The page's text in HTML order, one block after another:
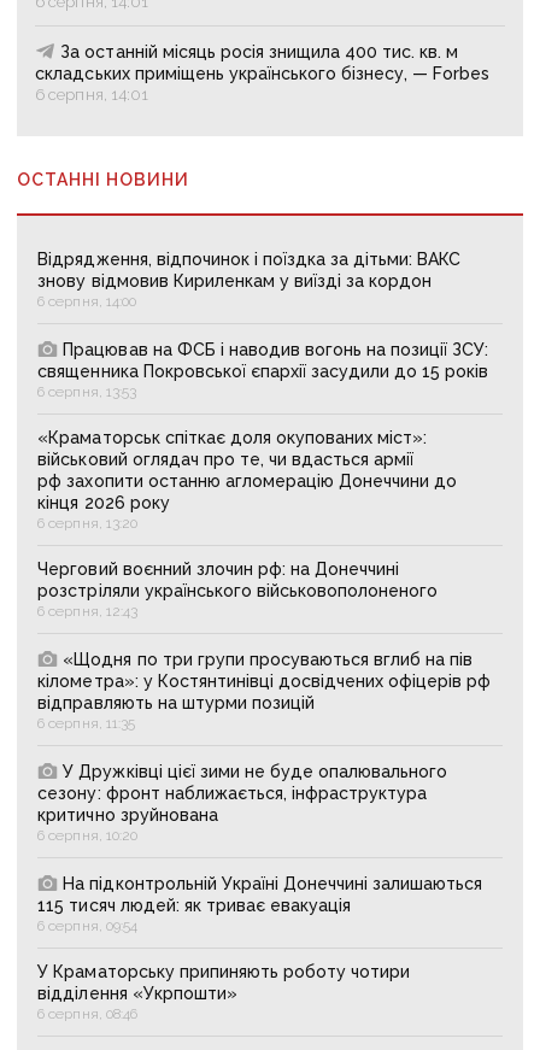
За останній місяць росія знищила 400 тис. кв. м
складських приміщень українського бізнесу, — Forbes
6 серпня, 14:01
ОСТАННІ НОВИНИ
Відрядження, відпочинок і поїздка за дітьми: ВАКС
знову відмовив Кириленкам у виїзді за кордон
6 серпня, 14:00
Працював на ФСБ і наводив вогонь на позиції ЗСУ:
священника Покровської єпархії засудили до 15 років
6 серпня, 13:53
«Краматорськ спіткає доля окупованих міст»:
військовий оглядач про те, чи вдасться армії
рф захопити останню агломерацію Донеччини до
кінця 2026 року
6 серпня, 13:20
Черговий воєнний злочин рф: на Донеччині
розстріляли українського військовополоненого
6 серпня, 12:43
«Щодня по три групи просуваються вглиб на пів
кілометра»: у Костянтинівці досвідчених офіцерів рф
відправляють на штурми позицій
6 серпня, 11:35
У Дружківці цієї зими не буде опалювального
сезону: фронт наближається, інфраструктура
критично зруйнована
6 серпня, 10:20
На підконтрольній Україні Донеччині залишаються
115 тисяч людей: як триває евакуація
6 серпня, 09:54
У Краматорську припиняють роботу чотири
відділення «Укрпошти»
6 серпня, 08:46